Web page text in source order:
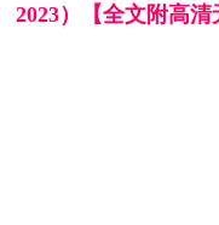
2023）【全文附高清